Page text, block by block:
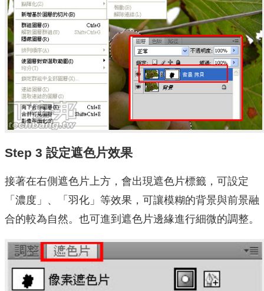
Step 3 設定遮色片效果
接著在右側遮色片上方，會出現遮色片標籤，可設定
「濃度」、「羽化」等效果，可讓模糊的背景與前景融
合的較為自然。也可進到遮色片邊緣進行細微的調整。